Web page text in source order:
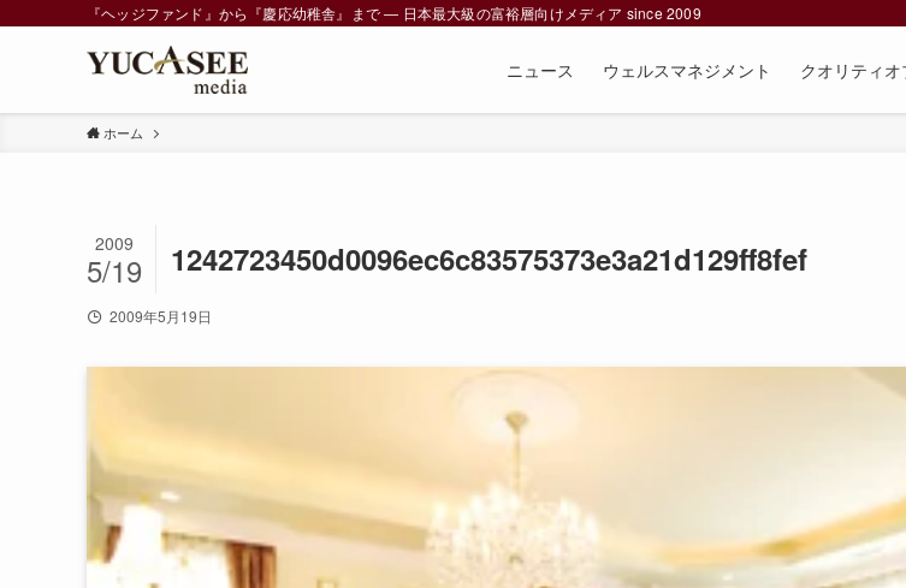
『ヘッジファンド』から『慶応幼稚舎』まで ― 日本最大級の富裕層向けメディア since 2009
ニュース ウェルスマネジメント クオリティ
ホーム
1242723450d0096ec6c83575373e3a21d129ff8fef
2009
5/19
2009年5月19日